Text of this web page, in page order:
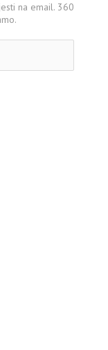
na email. 360